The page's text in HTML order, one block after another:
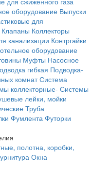
оборудование Выпуски
для
Клапаны Коллекторы
канализации Контргайки
оборудование
Муфты Насосное
гибкая Подводка-
комнат Система
коллекторные- Системы
лейки, мойки
Труба
Фумлента Футорки
полотна, коробки,
Окна